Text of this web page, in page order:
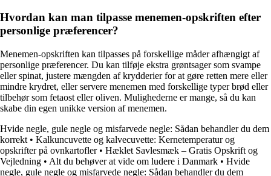
Hvordan kan man tilpasse menemen-opskriften efter
personlige præferencer?
Menemen-opskriften kan tilpasses på forskellige måder afhængigt af
personlige præferencer. Du kan tilføje ekstra grøntsager som svampe
eller spinat, justere mængden af krydderier for at gøre retten mere eller
mindre krydret, eller servere menemen med forskellige typer brød eller
tilbehør som fetaost eller oliven. Mulighederne er mange, så du kan
skabe din egen unikke version af menemen.
Hvide negle, gule negle og misfarvede negle: Sådan behandler du dem
korrekt • Kalkuncuvette og kalvecuvette: Kernetemperatur og
opskrifter på ovnkartofler• Hæklet Savlesmæk – Gratis Opskrift og
Vejledning • Alt du behøver at vide om ludere i Danmark • Hvide
negle, gule negle og misfarvede negle: Sådan behandler du dem